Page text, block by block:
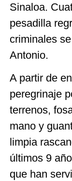
Sinaloa.
pesadilla
criminales
Antonio.
A partir de
peregrinaje
terrenos,
mano y
limpia
últimos 9
que han